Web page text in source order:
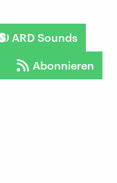
ARD Sounds
Abonnieren